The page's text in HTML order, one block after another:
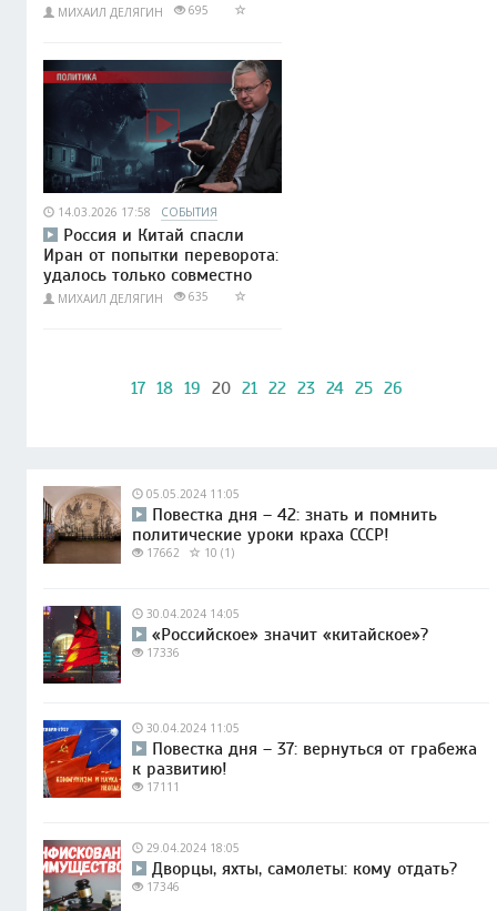
МИХАИЛ ДЕЛЯГИН 695
14.03.2026 17:58 СОБЫТИЯ
Россия и Китай спасли
Иран от попытки переворота:
удалось только совместно
МИХАИЛ ДЕЛЯГИН 635
17 18 19 20 21 22 23 24 25 26
05.05.2024 11:05
Повестка дня – 42: знать и помнить
политические уроки краха СССР!
17662 10 (1)
30.04.2024 14:05
«Российское» значит «китайское»?
17336
30.04.2024 11:05
Повестка дня – 37: вернуться от грабежа
к развитию!
17111
29.04.2024 18:05
Дворцы, яхты, самолеты: кому отдать?
17346